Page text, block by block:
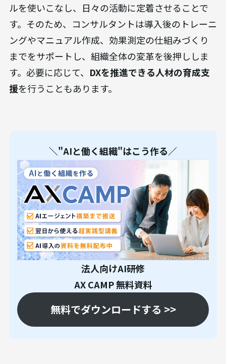
ルを使いこなし、日々の活動に定着させることで
す。そのため、コンサルタントは導入後のトレーニ
ングやマニュアル作成、効果測定の仕組みづくり
までをサポートし、組織全体の変革を後押ししま
す。必要に応じて、 DXを推進できる人材の育成支
援を行うこともあります。
＼"AIと働く組織"はこう作る／
法人向けAI研修
AX CAMP 無料資料
無料でダウンロードする >>